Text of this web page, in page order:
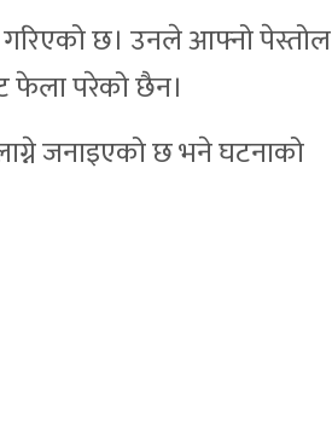
छ। उनले आफ्नो पेस्तोल
फेला परेको छैन।
जनाइएको छ भने घटनाको